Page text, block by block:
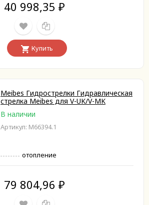
40 998,35 ₽
Купить
Meibes Гидрострелки Гидравлическая
стрелка Meibes для V-UK/V-MK
В наличии
Артикул: M66394.1
отопление
79 804,96 ₽